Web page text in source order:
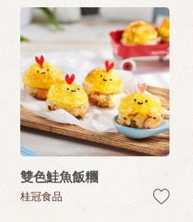
雙色鮭魚飯糰
桂冠食品